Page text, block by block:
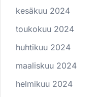
kesäkuu 2024
toukokuu 2024
huhtikuu 2024
maaliskuu 2024
helmikuu 2024